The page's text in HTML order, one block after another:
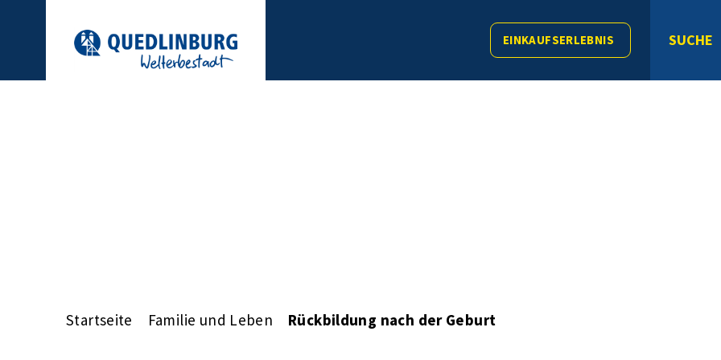
EINKAUFSERLEBNIS SUCHE
Startseite Familie und Leben Rückbildung nach der Geburt